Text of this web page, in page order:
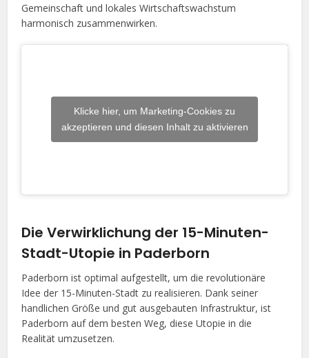
Gemeinschaft und lokales Wirtschaftswachstum
harmonisch zusammenwirken.
Klicke hier, um Marketing-Cookies zu
akzeptieren und diesen Inhalt zu aktivieren
Die Verwirklichung der 15-Minuten-
Stadt-Utopie in Paderborn
Paderborn ist optimal aufgestellt, um die revolutionäre
Idee der 15-Minuten-Stadt zu realisieren. Dank seiner
handlichen Größe und gut ausgebauten Infrastruktur, ist
Paderborn auf dem besten Weg, diese Utopie in die
Realität umzusetzen.